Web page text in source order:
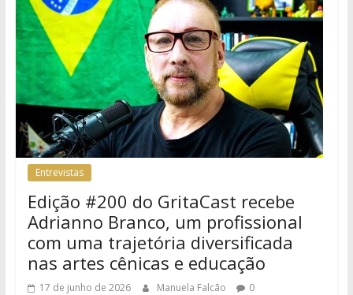
Entrevistas
Edição #200 do GritaCast recebe
Adrianno Branco, um profissional
com uma trajetória diversificada
nas artes cênicas e educação
17 de junho de 2026 Manuela Falcão 0